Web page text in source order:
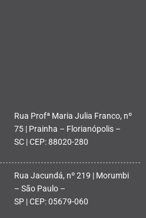
Rua Profª Maria Julia Franco, nº
75 | Prainha – Florianópolis –
SC | CEP: 88020-280
Rua Jacundá, nº 219 | Morumbi
– São Paulo –
SP | CEP: 05679-060